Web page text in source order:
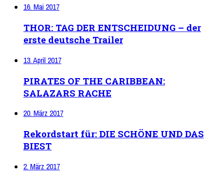
16. Mai 2017
THOR: TAG DER ENTSCHEIDUNG – der
erste deutsche Trailer
13. April 2017
PIRATES OF THE CARIBBEAN:
SALAZARS RACHE
20. März 2017
Rekordstart für: DIE SCHÖNE UND DAS
BIEST
2. März 2017